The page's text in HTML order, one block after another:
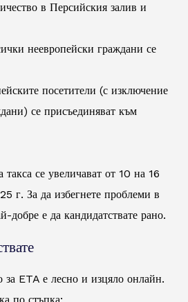
в Персийския залив и
неевропейски граждани се
посетители (с изключение
се присъединяват към
такса се увеличават от 10 на 16
г. За да избегнете проблеми в
добре е да кандидатствате рано.
за ETA е лесно и изцяло онлайн.